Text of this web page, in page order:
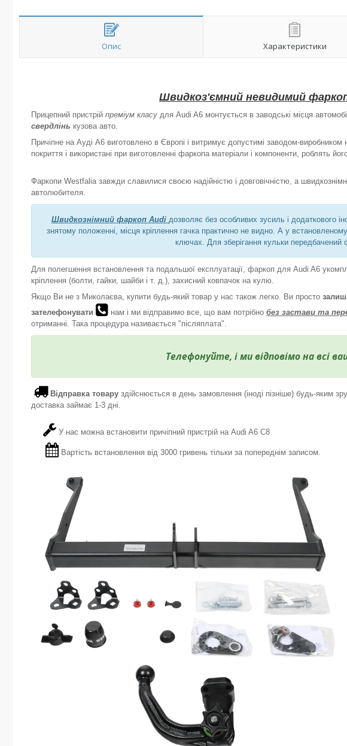
Опис Характеристики
Швидкоз'ємний невидимий
Прицепний пристрій преміум класу для Audi A6 монтується в заводські місця
свердлінь кузова авто.
Причіпне на Ауді А6 виготовлено в Європі і витримує допустимі заводом-виробником
покриття і використані при виготовленні фаркопа матеріали і компоненти, роблять
Фаркопи Westfalia завжди славилися своєю надійністю і довговічністю, а
автолюбителя.
Швидкознімний фаркоп Audi дозволяє без особливих зусиль і додаткового
знятому положенні, місця кріплення гачка практично не видно. А у
ключах. Для зберігання кульки передбачений
Для полегшення встановлення та подальшої експлуатації, фаркоп для Audi A6
кріплення (болти, гайки, шайби і т. д.), захисний ковпачок на кулю.
Якщо Ви не з Миколаєва, купити будь-який товар у нас також легко. Ви просто
зателефонувати
нам і ми відправимо все, що вам потрібно без застави та
отриманні. Така процедура називається "післяплата".
Телефонуйте, і ми відповімо на всі
Відправка товару здійснюється в день замовлення (іноді пізніше) будь-яким
доставка займає 1-3 дні.
У нас можна встановити причіпний пристрій на Audi A6 C8
Вартість встановлення від 3000 гривень тільки за попереднім записом.